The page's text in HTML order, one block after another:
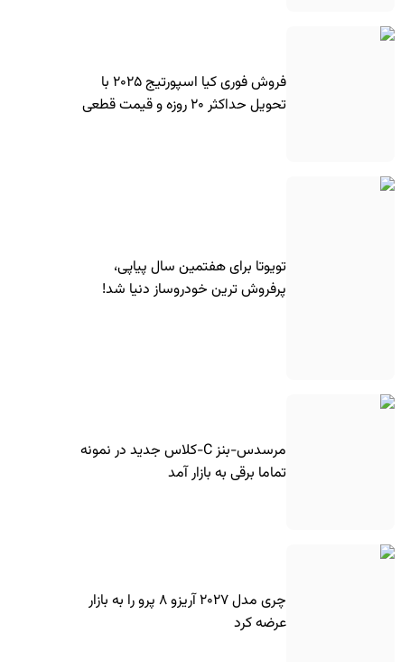
فروش فوری کیا اسپورتیج ۲۰۲۵ با
تحویل حداکثر ۲۰ روزه و قیمت قطعی
تویوتا برای هفتمین سال پیاپی،
پرفروش ترین خودروساز دنیا شد!
مرسدس-بنز C-کلاس جدید در نمونه
تماما برقی به بازار آمد
چری مدل ۲۰۲۷ آریزو ۸ پرو را به بازار
عرضه کرد